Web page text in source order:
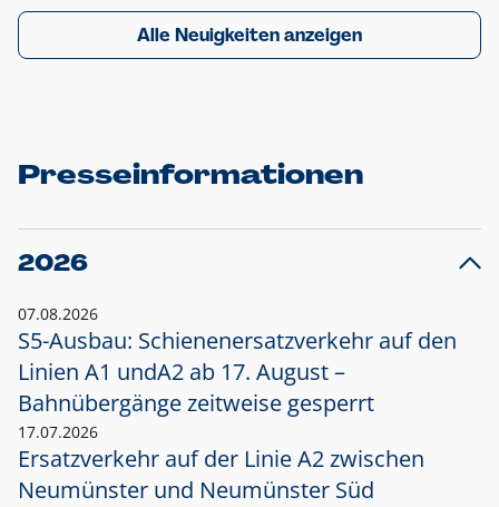
Alle Neuigkeiten anzeigen
Presseinformationen
2026
07.08.2026
S5-Ausbau: Schienenersatzverkehr auf den
Linien A1 undA2 ab 17. August –
Bahnübergänge zeitweise gesperrt
17.07.2026
Ersatzverkehr auf der Linie A2 zwischen
Neumünster und Neumünster Süd